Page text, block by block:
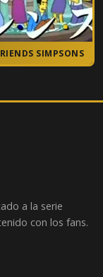
SIMPSONS
a la serie
con los fans.